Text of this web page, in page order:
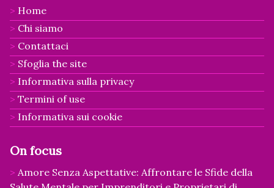
Home
Chi siamo
Contattaci
Sfoglia the site
Informativa sulla privacy
Termini of use
Informativa sui cookie
On focus
Amore Senza Aspettative: Affrontare le Sfide della